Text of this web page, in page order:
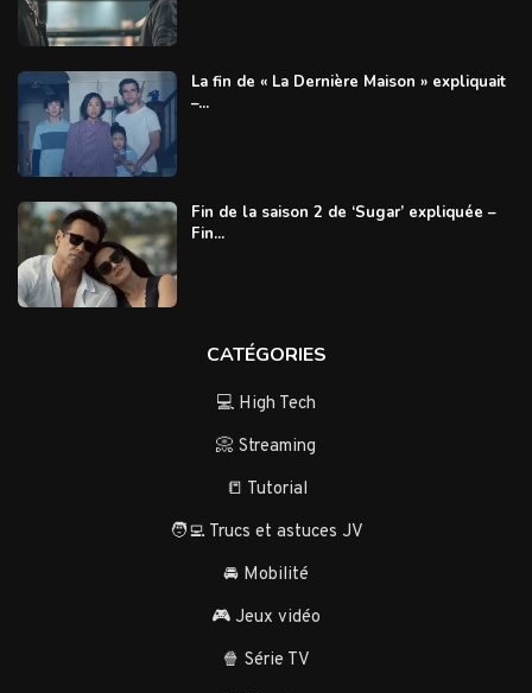
La fin de « La Dernière Maison » expliquait
–...
Fin de la saison 2 de ‘Sugar’ expliquée –
Fin...
CATÉGORIES
💻 High Tech
📀 Streaming
📒 Tutorial
🧑‍💻 Trucs et astuces JV
🚘 Mobilité
🎮 Jeux vidéo
🍿 Série TV